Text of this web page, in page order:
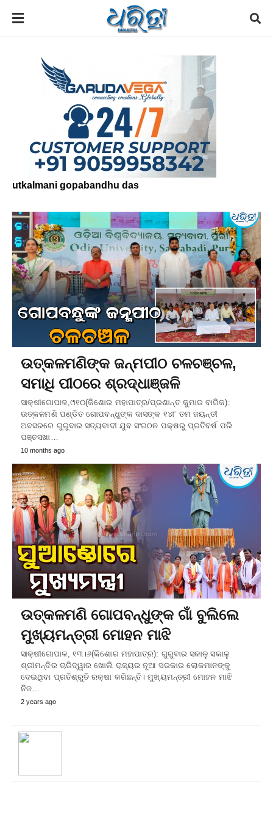
utkalmani gopabandhu das
ଉତ୍କଳମଣିଙ୍କ ଜନ୍ମପୀଠ ଚଳଚଞ୍ଚଳ,
ସମାଧି ପୀଠରେ ଶ୍ରଦ୍ଧାଞ୍ଜଳି
ସାକ୍ଷୀଗୋପାଳ,୯ା୧୦(କିଶୋର ମହାପାତ୍ର/ପ୍ରଶାନ୍ତ କୁମାର ବାରିକ):
ଉତ୍କଳମଣି ପଣ୍ଡିତ ଗୋପବନ୍ଧୁଙ୍କ ଦାସଙ୍କ ୧୪୮ ତମ ଜୟନ୍ତୀ
ଅବସରରେ ଗୁରୁବାର ସତ୍ୟବାଦୀ ଯୁବ ସଂଗଠନ ପକ୍ଷରୁ ପ୍ରତିବର୍ଷ ପରି
ପଞ୍ଚସଖା…
10 months ago
ଉତ୍କଳମଣି ଗୋପବନ୍ଧୁଙ୍କ ଗାଁ ବୁଲିଲେ
ମୁଖ୍ୟମନ୍ତ୍ରୀ ମୋହନ ମାଝି
ସାକ୍ଷୀଗୋପାଳ, ୧୩।୬(କିଶୋର ମହାପାତ୍ର): ଗୁରୁବାର ସକାଳୁ ସକାଳୁ
ଶ୍ରୀମନ୍ଦିର ଚାରିଦ୍ୱାର ଖୋଲି ରାଜ୍ୟର ନୂଆ ସରକାର ଲୋକମାନଙ୍କୁ
ଦେଇଥିବା ପ୍ରତିଶ୍ରୁତି ରକ୍ଷା କରିଛନ୍ତି। ମୁଖ୍ୟମନ୍ତ୍ରୀ ମୋହନ ମାଝି
ନିଜ…
2 years ago